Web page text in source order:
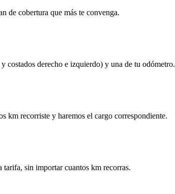
de cobertura que más te convenga.
costados derecho e izquierdo) y una de tu odómetro.
km recorriste y haremos el cargo correspondiente.
tarifa, sin importar cuantos km recorras.